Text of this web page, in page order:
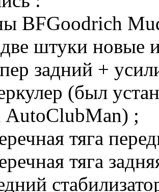
BFGoodrich
штуки новые
задний +
(был
AutoClubMan) ;
тяга
тяга